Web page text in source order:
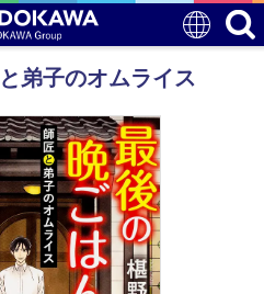
弟子のオムライス